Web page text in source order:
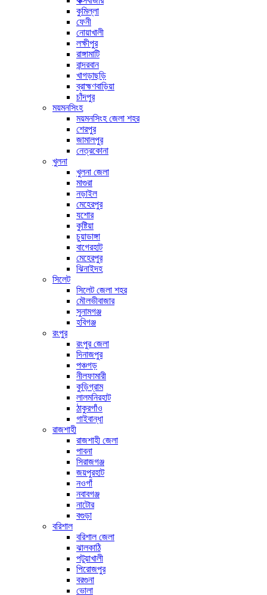
কুমিল্লা
ফেনী
নোয়াখালী
লক্ষীপুর
রাঙ্গামাটি
বান্দরবান
খাগড়াছড়ি
ব্রাহ্মণবাড়িয়া
চাঁদপুর
ময়মনসিংহ
ময়মনসিংহ জেলা শহর
শেরপুর
জামালপুর
নেত্রকোনা
খুলনা
খুলনা জেলা
মাগুরা
নড়াইল
মেহেরপুর
যশোর
কুষ্টিয়া
চুয়াডাঙ্গা
বাগেরহাট
মেহেরপুর
ঝিনাইদহ
সিলেট
সিলেট জেলা শহর
মৌলভীবাজার
সুনামগঞ্জ
হবিগঞ্জ
রংপুর
রংপুর জেলা
দিনাজপুর
পঞ্চগড়
নীলফামারী
কুড়িগ্রাম
লালমনিরহাট
ঠাকুরগাঁও
গাইবান্ধা
রাজশাহী
রাজশাহী জেলা
পাবনা
সিরাজগঞ্জ
জয়পুরহাট
নওগাঁ
নবাবগঞ্জ
নাটোর
বগুড়া
বরিশাল
বরিশাল জেলা
ঝালকাঠি
পটুয়াখালী
পিরোজপুর
বরগুনা
ভোলা